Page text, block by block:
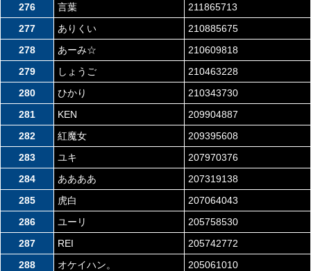
276
言葉
211865713
277
ありくい
210885675
278
あーみ☆
210609818
279
しょうご
210463228
280
ひかり
210343730
281
KEN
209904887
282
紅魔女
209395608
283
ユキ
207970376
284
ああああ
207319138
285
虎白
207064043
286
ユーリ
205758530
287
REI
205742772
288
オケイハン。
205061010